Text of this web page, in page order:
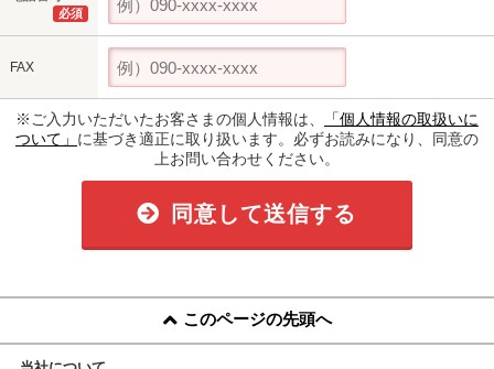
必須
FAX
※ご入力いただいたお客さまの個人情報は、
「個人情報の取扱いに
ついて」 に基づき適正に取り扱います。必ずお読みになり、同意の
上お問い合わせください。
同意して送信する
このページの先頭へ